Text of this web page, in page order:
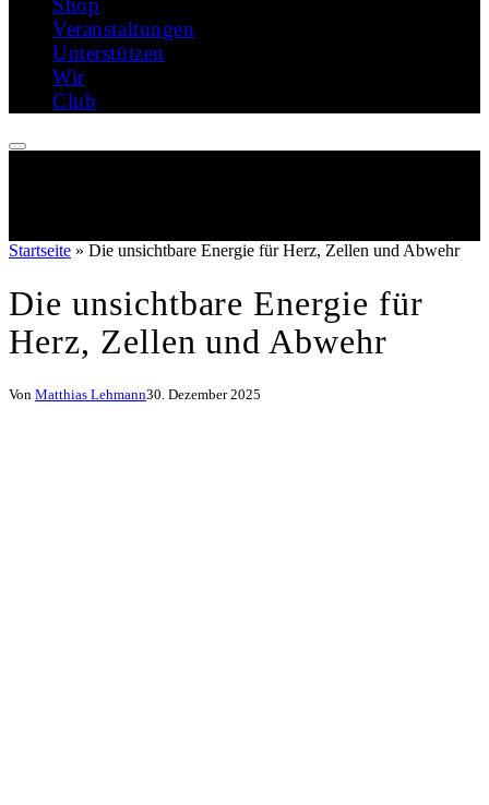
Shop
Veranstaltungen
Unterstützen
Wir
Club
Startseite » Die unsichtbare Energie für Herz, Zellen und Abwehr
Die unsichtbare Energie für
Herz, Zellen und Abwehr
Von Matthias Lehmann30. Dezember 2025